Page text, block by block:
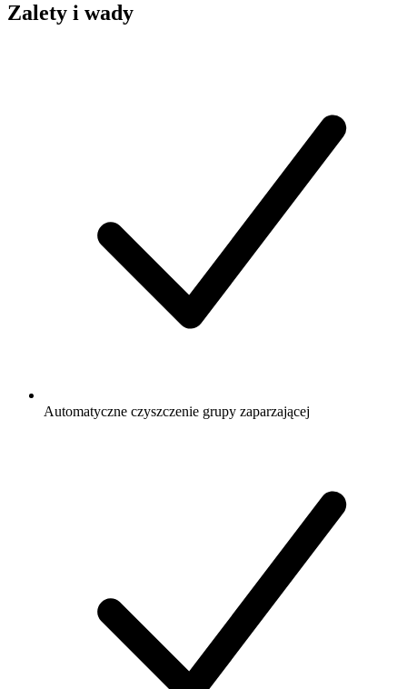
Zalety i wady
Automatyczne czyszczenie grupy zaparzającej